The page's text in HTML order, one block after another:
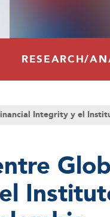
RESEARCH/
Integrity y el Instituto